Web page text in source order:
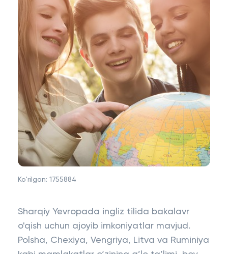
Ko'rilgan: 1755884
Sharqiy Yevropada ingliz tilida bakalavr
o'qish uchun ajoyib imkoniyatlar mavjud.
Polsha, Chexiya, Vengriya, Litva va Ruminiya